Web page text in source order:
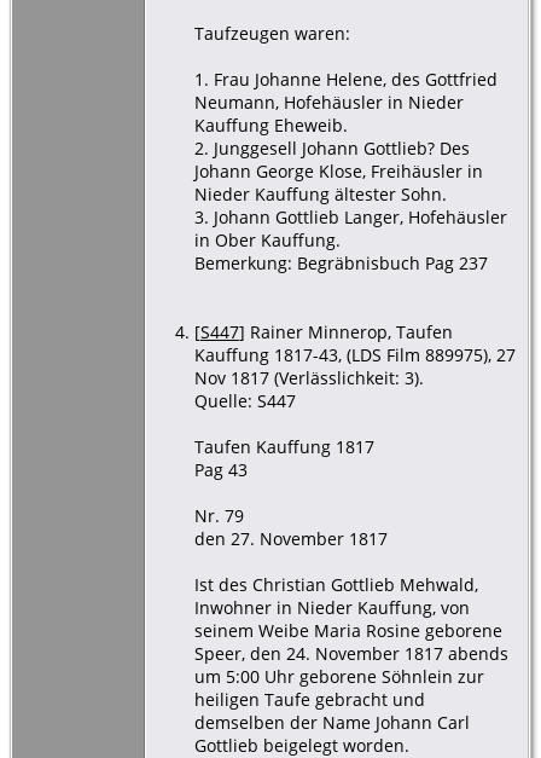
Taufzeugen waren:
1. Frau Johanne Helene, des Gottfried
Neumann, Hofehäusler in Nieder
Kauffung Eheweib.
2. Junggesell Johann Gottlieb? Des
Johann George Klose, Freihäusler in
Nieder Kauffung ältester Sohn.
3. Johann Gottlieb Langer, Hofehäusler
in Ober Kauffung.
Bemerkung: Begräbnisbuch Pag 237
[S447] Rainer Minnerop, Taufen
Kauffung 1817-43, (LDS Film 889975), 27
Nov 1817 (Verlässlichkeit: 3).
Quelle: S447
Taufen Kauffung 1817
Pag 43
Nr. 79
den 27. November 1817
Ist des Christian Gottlieb Mehwald,
Inwohner in Nieder Kauffung, von
seinem Weibe Maria Rosine geborene
Speer, den 24. November 1817 abends
um 5:00 Uhr geborene Söhnlein zur
heiligen Taufe gebracht und
demselben der Name Johann Carl
Gottlieb beigelegt worden.